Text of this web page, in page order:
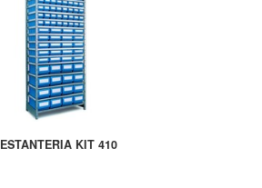
ESTANTERIA KIT 410